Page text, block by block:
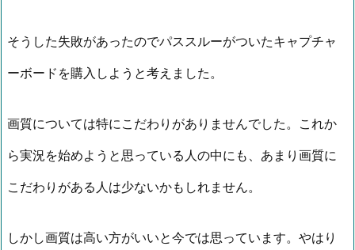
そうした失敗があったのでパススルーがついたキャプチャ
ーボードを購入しようと考えました。
画質については特にこだわりがありませんでした。これか
ら実況を始めようと思っている人の中にも、あまり画質に
こだわりがある人は少ないかもしれません。
しかし画質は高い方がいいと今では思っています。やはり